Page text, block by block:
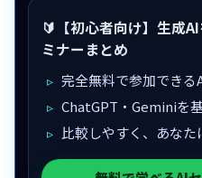
🔰【初心者向け】生成
ミナーまとめ
完全無料で参加でき
ChatGPT・Geminiを
比較しやすく、あな